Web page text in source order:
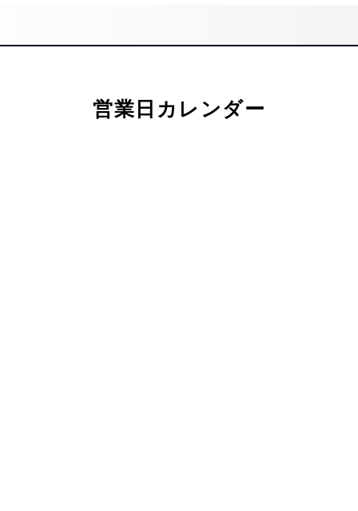
営業日カレンダー